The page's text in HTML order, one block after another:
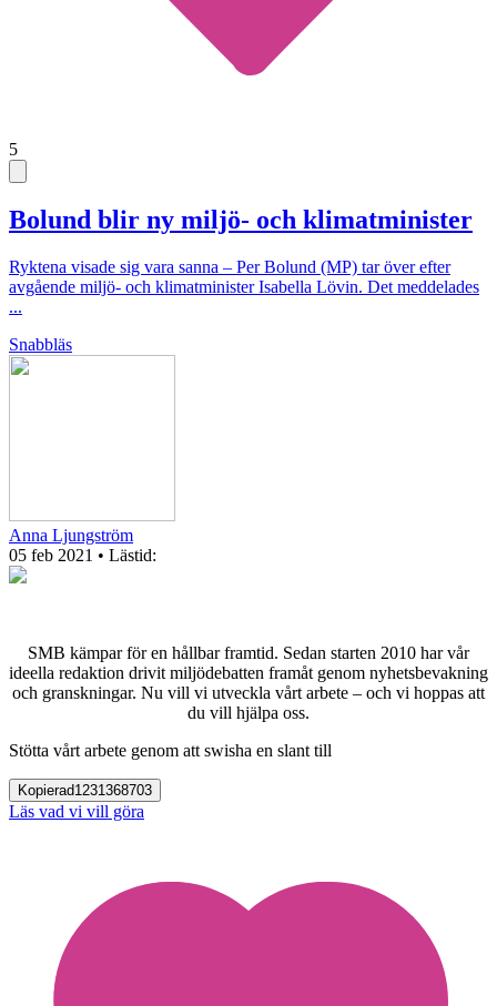
5
Bolund blir ny miljö- och klimatminister
Ryktena visade sig vara sanna – Per Bolund (MP) tar över efter
avgående miljö- och klimatminister Isabella Lövin. Det meddelades
...
Snabbläs
Anna Ljungström
05 feb 2021 • Lästid:
SMB kämpar för en hållbar framtid. Sedan starten 2010 har vår
ideella redaktion drivit miljödebatten framåt genom nyhetsbevakning
och granskningar. Nu vill vi utveckla vårt arbete – och vi hoppas att
du vill hjälpa oss.
Stötta vårt arbete genom att swisha en slant till
Kopierad1231368703
Läs vad vi vill göra